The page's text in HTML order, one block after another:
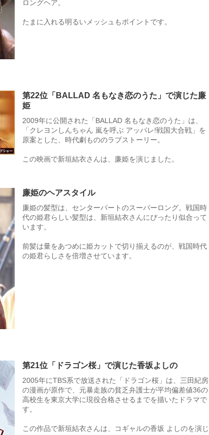
ロングヘア。
たまに入れる明るいメッシュもポイントです。
第22位「BALLAD 名もなき恋のうた」で演じた廉
姫
2009年に公開された「BALLAD 名もなき恋のうた」は、
「クレヨンしんちゃん 嵐を呼ぶ アッパレ!戦国大合戦」を
原案とした、時代劇もののラブストーリー。
この映画で新垣結衣さんは、廉姫を演じました。
廉姫のヘアスタイル
廉姫の髪型は、センターパートのスーパーロング。戦国時
代の姫君らしい髪型は、新垣結衣さんにぴったり似合って
います。
前髪は量をあつめに姫カットで切り揃えるのが、戦国時代
の姫君らしさを倍増させています。
第21位「ドラゴン桜」で演じた香坂よしの
2005年にTBS系で放送された「ドラゴン桜」は、三田紀房
の漫画が原作で、元暴走族の貧乏弁護士が平均偏差値36の
高校生を東京大学に現役合格させるまでを描いたドラマで
す。
この作品で新垣結衣さんは、コギャルの香坂 よしのを演じ